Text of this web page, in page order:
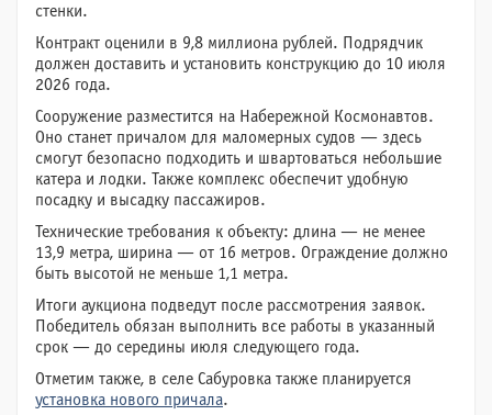
стенки.
Контракт оценили в 9,8 миллиона рублей. Подрядчик
должен доставить и установить конструкцию до 10 июля
2026 года.
Сооружение разместится на Набережной Космонавтов.
Оно станет причалом для маломерных судов — здесь
смогут безопасно подходить и швартоваться небольшие
катера и лодки. Также комплекс обеспечит удобную
посадку и высадку пассажиров.
Технические требования к объекту: длина — не менее
13,9 метра, ширина — от 16 метров. Ограждение должно
быть высотой не меньше 1,1 метра.
Итоги аукциона подведут после рассмотрения заявок.
Победитель обязан выполнить все работы в указанный
срок — до середины июля следующего года.
Отметим также, в селе Сабуровка также планируется
установка нового причала.